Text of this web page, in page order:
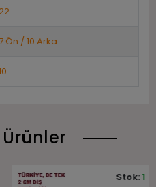
22
7 Ön / 10 Arka
Ürünler
Stok:1